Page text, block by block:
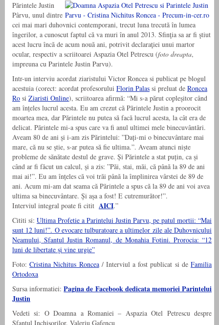
Părintele Justin
Pârvu, unul dintre
cei mai mari duhovnici contemporani, trecut luna trecută în lumea
îngerilor, a cunoscut faptul că va muri în anul 2013. Sfinţia sa ar fi ştiut
acest lucru încă de acum nouă ani, potrivit declaraţiei unui martor
ocular, respectiv a scriitoarei Aspazia Otel Petrescu (foto dreapta,
impreuna cu Parintele Justin Parvu).
Intr-un interviu acordat ziaristului Victor Roncea si publicat pe blogul
acestuia (corect: acordat profesorului Florin Palas si preluat de Roncea
Ro si Ziaristi Online), scriitoarea afirmă: “Mi s-a părut copleșitor când
am înțeles lucrul acesta. Eu am crezut că Părintele Justin a proorocit
moartea mea, dar Părintele nu putea să facă lucrul acesta, la cât era de
delicat. Părintele mi-a spus care va fi anul ultimei mele binecuvântări.
Aveam 80 de ani și i-am zis Părintelui: ”Dați-mi o binecuvântare mai
mare, că nu se știe, s-ar putea să fie ultima.”. Aveam atunci niște
probleme de sănătate destul de grave. Și Părintele a stat puțin, ca și
când ar fi făcut un calcul, și a zis: ”Păi, stai, măi, că până la 89 de ani
mai ai!”. Eu am înțeles că voi trăi până la împlinirea vârstei de 89 de
ani. Acum mi-am dat seama că Părintele a spus că la 89 de ani voi avea
ultima sa binecuvântare. Și așa a fost! E cutremurător!”.
Interviul integral poate fi citit AICI.”
Cititi si: Ultima Profetie a Parintelui Justin Parvu, pe patul mortii: “Mai
sunt 12 luni!”. O evocare tulburatoare a ultimelor zile ale Duhovnicului
Neamului, Sfantul Justin Romanul, de Monahia Fotini. Prorocia: “12
luni de libertate şi vine urgie”
Foto:Cristina Nichitus Roncea/ Interviul a fost publicat si deFamilia
Ortodoxa
Sursa informatiei: Pagina de Facebook dedicata memoriei Parintelui
Justin
Vedeti si: O Doamna a Romaniei – Aspazia Otel Petrescu despre
Sfantul Inchisorilor, Valeriu Gafencu